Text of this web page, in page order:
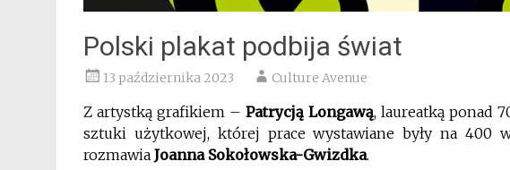
Polski plakat podbija świat
13 października 2023 Culture Avenue
Z artystką grafikiem –Patrycją Longawą, laureatką ponad
sztuki użytkowej, której prace wystawiane były na 400
rozmawia Joanna Sokołowska-Gwizdka.